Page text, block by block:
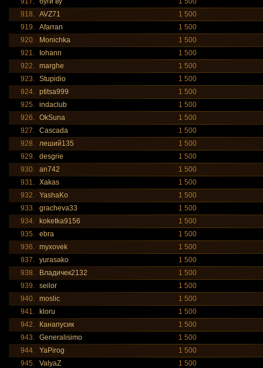
918. AVZ71
1 500
919. Afarran
1 500
920.
Monichka
1 500
921.
Iohann
1 500
922. marghe
1 500
923. Stupidio
1 500
924. ptitsa999
1 500
925. indaclub
1 500
926. OkSuna
1 500
927. Cascada
1 500
928. леший135
1 500
929. desgrie
1 500
930. an742
1 500
931. Xakas
1 500
932. YashaKo
1 500
933. gracheva33
1 500
934.
koketka9156
1 500
935. ebra
1 500
936. myxovek
1 500
937. yurasako
1 500
938.
Владичек2132
1 500
939. seilor
1 500
940. moslic
1 500
941.
kloru
1 500
942.
Канапусик
1 500
943. Generalisimo
1 500
944. YaPirog
1 500
945. ValyaZ
1 500